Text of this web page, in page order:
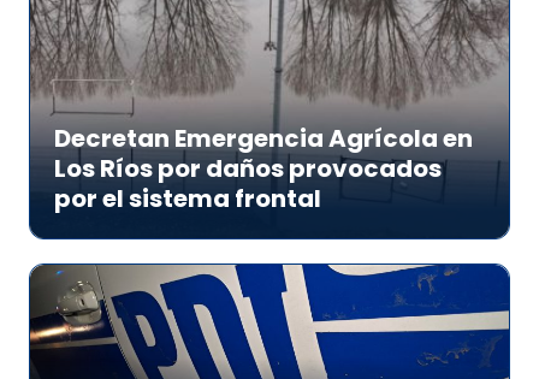
Decretan Emergencia Agrícola en
Los Ríos por daños provocados
por el sistema frontal